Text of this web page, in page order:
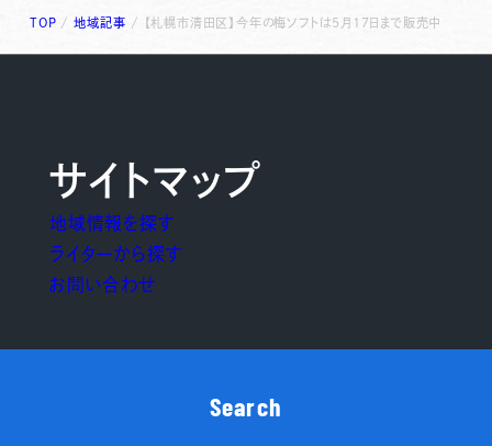
TOP /地域記事 / 【札幌市清田区】今年の梅ソフトは5月17日まで販売中
サイトマップ
地域情報を探す
ライターから探す
お問い合わせ
Search